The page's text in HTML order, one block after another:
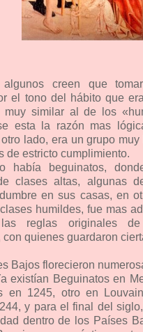
algunos creen que
el tono del hábito que
muy similar al de los
esta la razón mas
lado, era un grupo
de estricto cumplimiento.
había beguinatos,
clases altas, algunas
en sus casas, en
humildes, fue mas
las reglas originales
quienes guardaron
Bajos florecieron
existían Beguinatos en
en 1245, otro en
y para el final del
dentro de los Países